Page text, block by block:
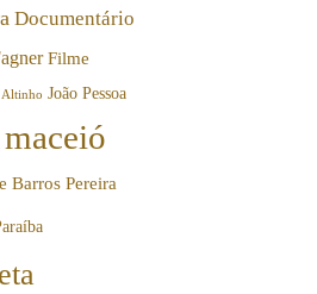
Documentário
Filme
Altinho João Pessoa
maceió
Barros Pereira